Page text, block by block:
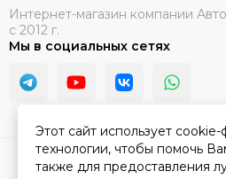
Интернет-магазин компании
с 2012 г.
Мы в социальных сетях
2026 © АвтоБутик.
Этот сайт использует
технологии, чтобы помочь
также для предоставления